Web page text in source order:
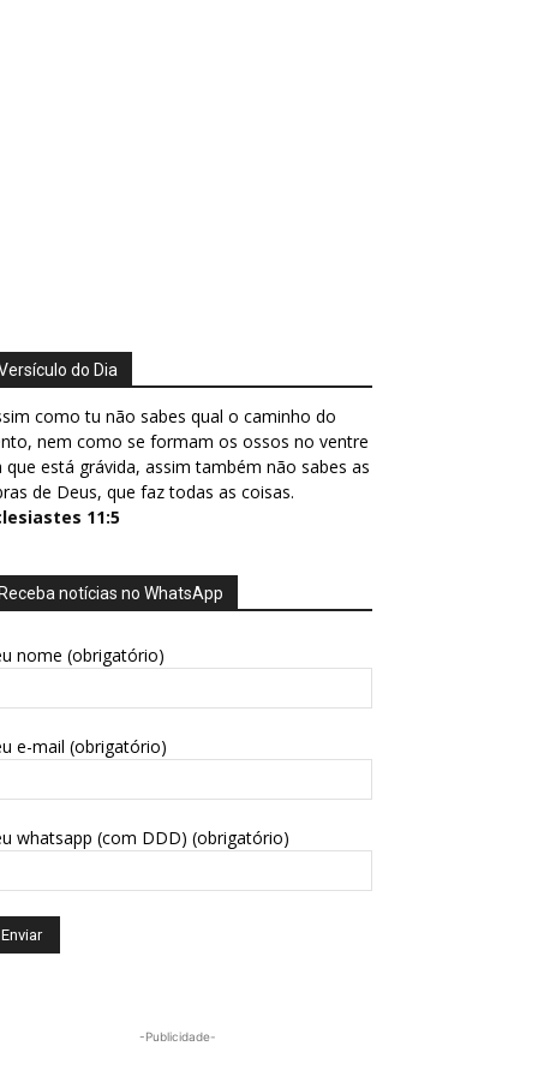
do Dia
como tu não sabes qual o caminho do
nem como se formam os ossos no ventre
que está grávida, assim também não sabes as
de Deus, que faz todas as coisas.
11:5
Receba notícias no WhatsApp
nome (obrigatório)
e-mail (obrigatório)
whatsapp (com DDD) (obrigatório)
-Publicidade-